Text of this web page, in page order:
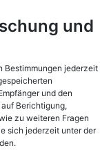
und
Bestimmungen jederzeit
und den
Berichtigung,
zu weiteren Fragen
sich jederzeit unter der